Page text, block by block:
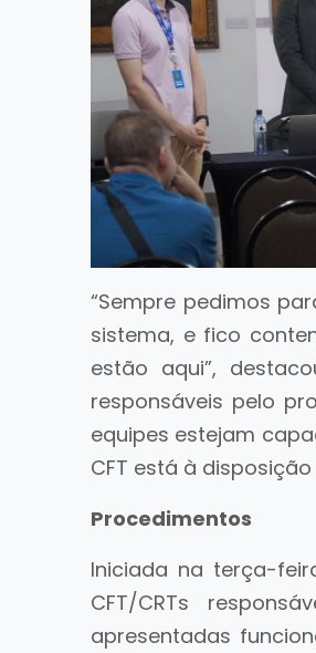
“Sempre pedimos
sistema, e fico
estão aqui”,
responsáveis pelo
equipes estejam
CFT está à
Procedimentos
Iniciada na terça-
CFT/CRTs
apresentadas